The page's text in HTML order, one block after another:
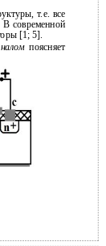
т.е. все
В современной
[1; 5].
поясняет